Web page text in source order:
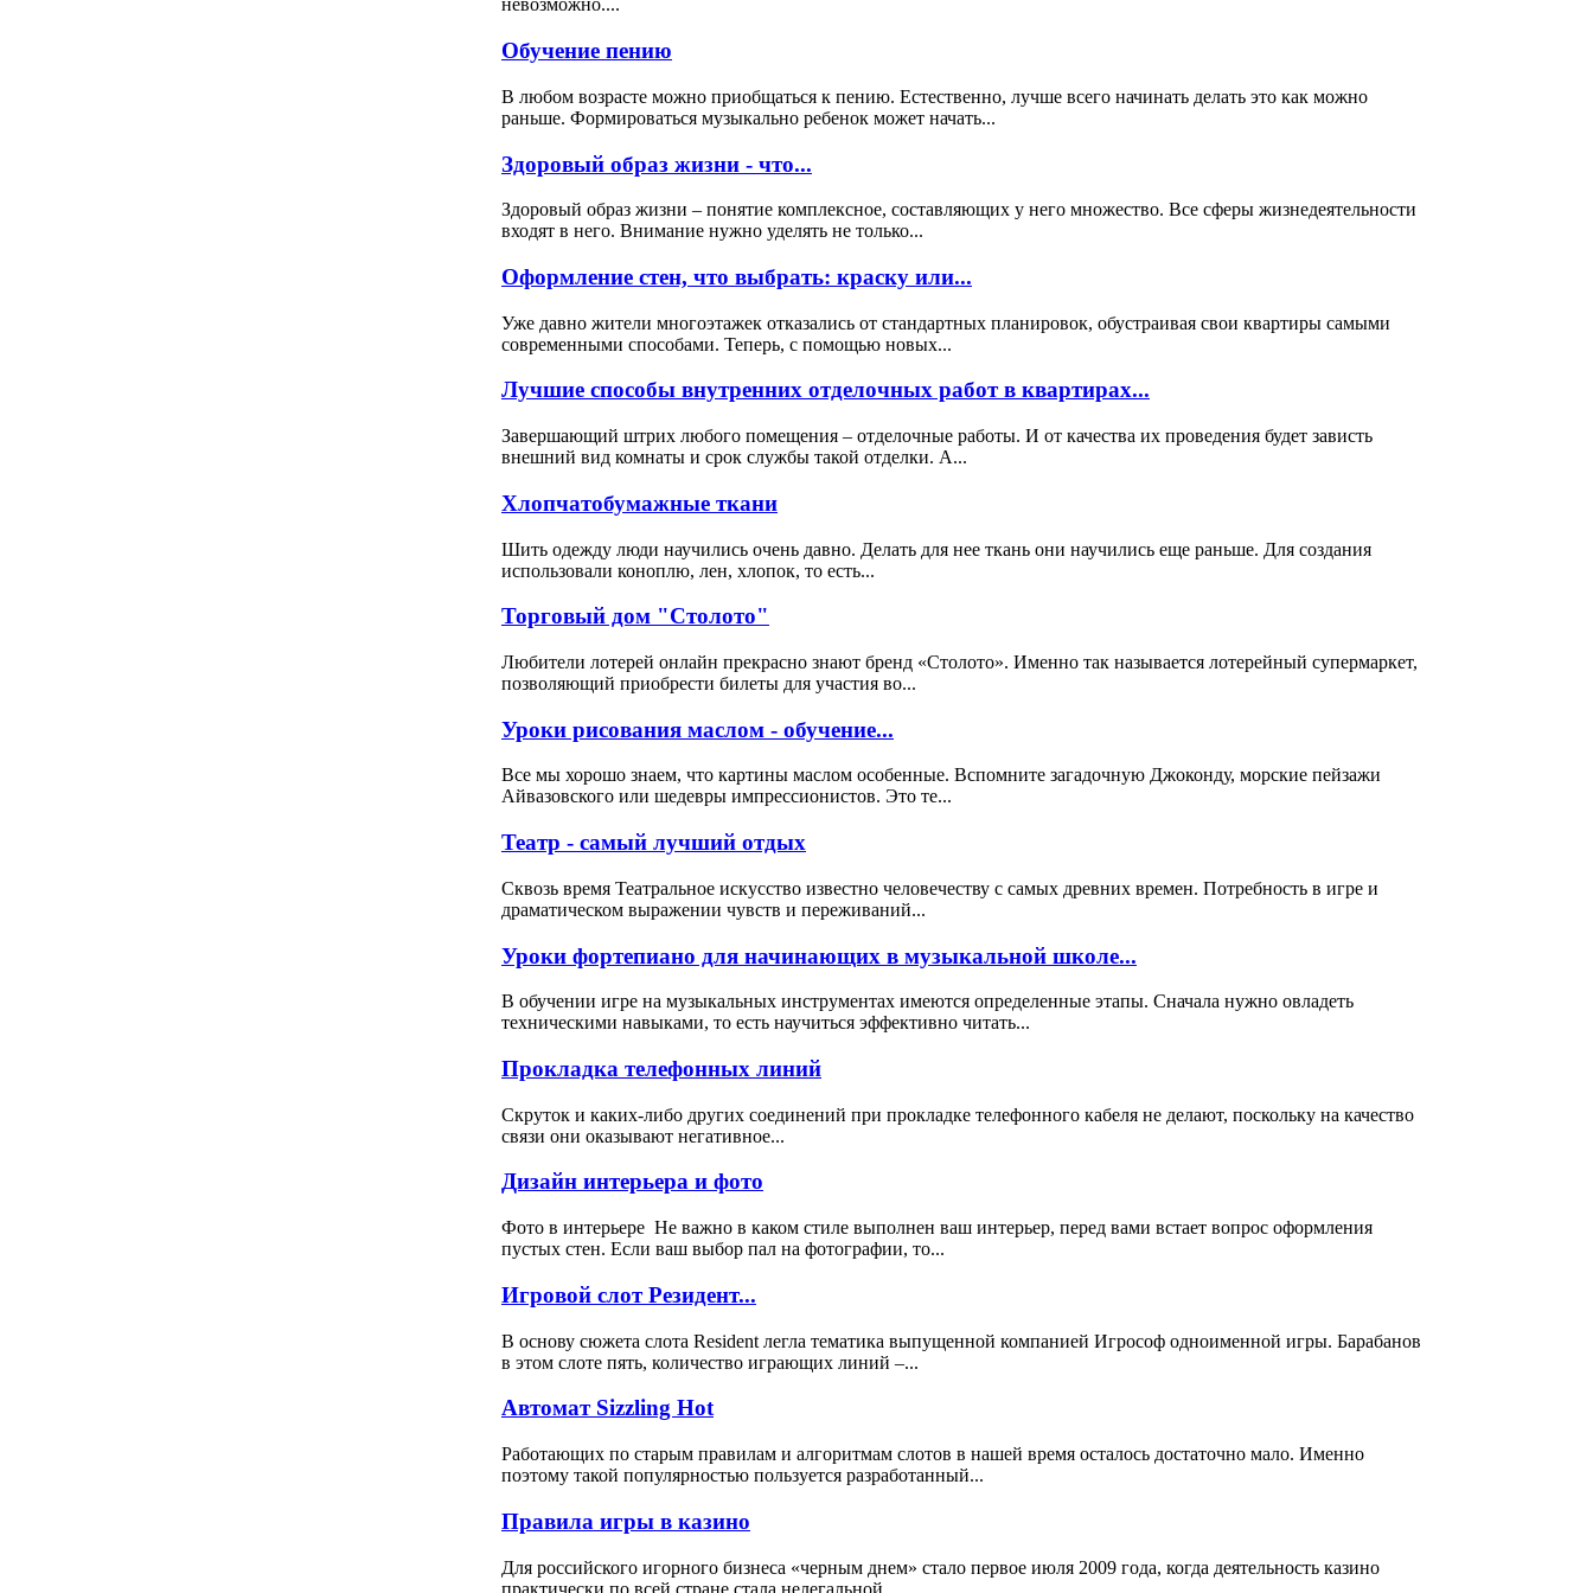
невозможно....
Обучение пению
В любом возрасте можно приобщаться к пению. Естественно, лучше всего начинать делать это как можно
раньше. Формироваться музыкально ребенок может начать...
Здоровый образ жизни - что...
Здоровый образ жизни – понятие комплексное, составляющих у него множество. Все сферы жизнедеятельности
входят в него. Внимание нужно уделять не только...
Оформление стен, что выбрать: краску или...
Уже давно жители многоэтажек отказались от стандартных планировок, обустраивая свои квартиры самыми
современными способами. Теперь, с помощью новых...
Лучшие способы внутренних отделочных работ в квартирах...
Завершающий штрих любого помещения – отделочные работы. И от качества их проведения будет зависть
внешний вид комнаты и срок службы такой отделки. А...
Хлопчатобумажные ткани
Шить одежду люди научились очень давно. Делать для нее ткань они научились еще раньше. Для создания
использовали коноплю, лен, хлопок, то есть...
Торговый дом "Столото"
Любители лотерей онлайн прекрасно знают бренд «Столото». Именно так называется лотерейный супермаркет,
позволяющий приобрести билеты для участия во...
Уроки рисования маслом - обучение...
Все мы хорошо знаем, что картины маслом особенные. Вспомните загадочную Джоконду, морские пейзажи
Айвазовского или шедевры импрессионистов. Это те...
Театр - самый лучший отдых
Сквозь время Театральное искусство известно человечеству с самых древних времен. Потребность в игре и
драматическом выражении чувств и переживаний...
Уроки фортепиано для начинающих в музыкальной школе...
В обучении игре на музыкальных инструментах имеются определенные этапы. Сначала нужно овладеть
техническими навыками, то есть научиться эффективно читать...
Прокладка телефонных линий
Скруток и каких-либо других соединений при прокладке телефонного кабеля не делают, поскольку на качество
связи они оказывают негативное...
Дизайн интерьера и фото
Фото в интерьере Не важно в каком стиле выполнен ваш интерьер, перед вами встает вопрос оформления
пустых стен. Если ваш выбор пал на фотографии, то...
Игровой слот Резидент...
В основу сюжета слота Resident легла тематика выпущенной компанией Игрософ одноименной игры. Барабанов
в этом слоте пять, количество играющих линий –...
Автомат Sizzling Hot
Работающих по старым правилам и алгоритмам слотов в нашей время осталось достаточно мало. Именно
поэтому такой популярностью пользуется разработанный...
Правила игры в казино
Для российского игорного бизнеса «черным днем» стало первое июля 2009 года, когда деятельность казино
практически по всей стране стала нелегальной....